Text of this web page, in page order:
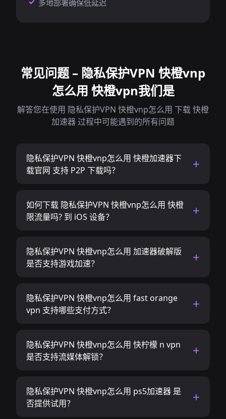
多地部署确保低延迟
常见问题 – 隐私保护VPN 快橙vnp
怎么用 快橙vpn我们是
解答您在使用 隐私保护VPN 快橙vnp怎么用 下载 快橙
加速器 过程中可能遇到的所有问题
隐私保护VPN 快橙vnp怎么用 快橙加速器下
载官网 支持 P2P 下载吗？
如何下载 隐私保护VPN 快橙vnp怎么用 快橙
限流量吗? 到 iOS 设备？
隐私保护VPN 快橙vnp怎么用 加速器破解版
是否支持游戏加速？
隐私保护VPN 快橙vnp怎么用 fast orange
vpn 支持哪些支付方式？
隐私保护VPN 快橙vnp怎么用 快柠檬 n vpn
是否支持流媒体解锁？
隐私保护VPN 快橙vnp怎么用 ps5加速器 是
否提供试用？